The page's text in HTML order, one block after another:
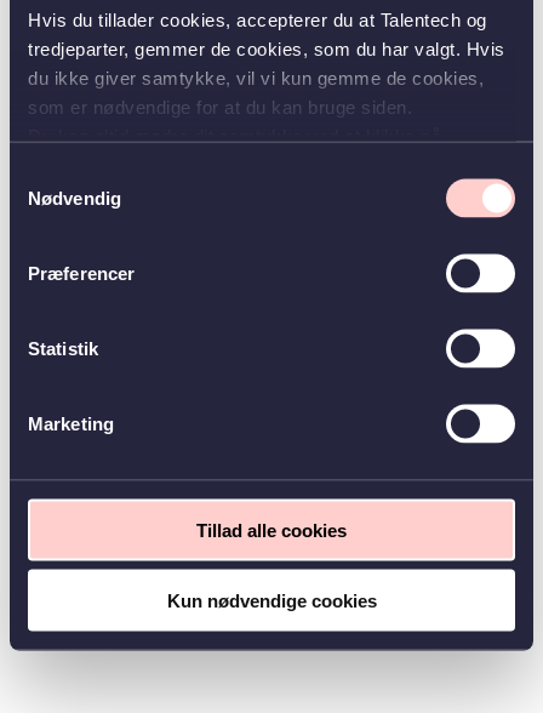
Hvis du tillader cookies, accepterer du at Talentech og
tredjeparter, gemmer de cookies, som du har valgt. Hvis
du ikke giver samtykke, vil vi kun gemme de cookies,
som er nødvendige for at du kan bruge siden.
Nødvendig
Præferencer
Statistik
Marketing
Tillad alle cookies
Kun nødvendige cookies